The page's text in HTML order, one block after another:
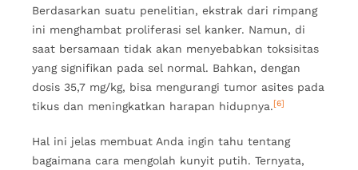
Berdasarkan suatu penelitian, ekstrak dari rimpang
ini menghambat proliferasi sel kanker. Namun, di
saat bersamaan tidak akan menyebabkan toksisitas
yang signifikan pada sel normal. Bahkan, dengan
dosis 35,7 mg/kg, bisa mengurangi tumor asites pada
tikus dan meningkatkan harapan hidupnya.[6]
Hal ini jelas membuat Anda ingin tahu tentang
bagaimana cara mengolah kunyit putih. Ternyata,